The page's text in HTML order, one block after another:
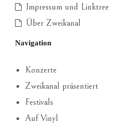
Impressum und Linktree
Über Zweikanal
Navigation
Konzerte
Zweikanal präsentiert
Festivals
Auf Vinyl